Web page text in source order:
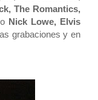
The Romantics,
Nick Lowe, Elvis
grabaciones y en